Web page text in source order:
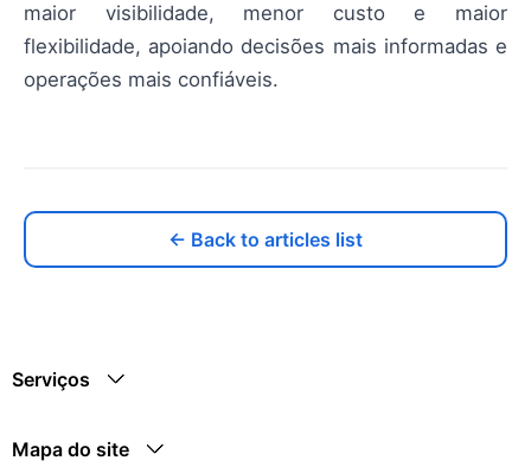
maior visibilidade, menor custo e maior
flexibilidade, apoiando decisões mais informadas e
operações mais confiáveis.
← Back to articles list
Serviços
Mapa do site